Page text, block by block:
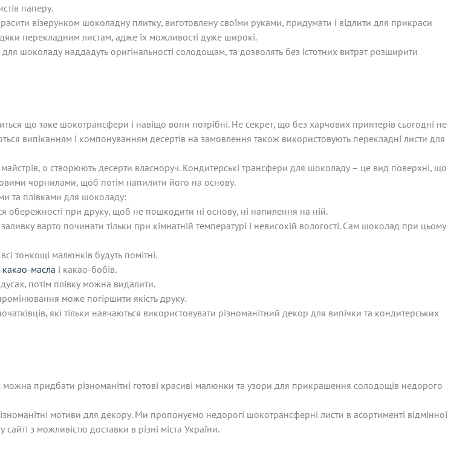
паперу.
візерунком шоколадну плитку, виготовлену своїми руками, придумати і відлити для прикраси
перекладним листам, адже їх можливості дуже широкі.
шоколаду наддадуть оригінальності солодощам, та дозволять без істотних витрат розширити
що таке шокотрансфери і навіщо вони потрібні. Не секрет, що без харчових принтерів сьогодні не
випіканням і компонуванням десертів на замовлення також використовують перекладні листи для
о створюють десерти власноруч. Кондитерські трансфери для шоколаду – це вид поверхні, що
чорнилами, щоб потім напилити його на основу.
та плівками для шоколаду:
обережності при друку, щоб не пошкодити ні основу, ні напилення на ній.
варто починати тільки при кімнатній температурі і невисокій вологості. Сам шоколад при цьому
тонкощі малюнків будуть помітні.
какао-масла і какао-бобів.
потім плівку можна видалити.
може погіршити якість друку.
які тільки навчаються використовувати різноманітний декор для випічки та кондитерських
придбати різноманітні готові красиві малюнки та узори для прикрашення солодощів недорого
мотиви для декору. Ми пропонуємо недорогі шокотрансферні листи в асортименті відмінної
з можливістю доставки в різні міста України.